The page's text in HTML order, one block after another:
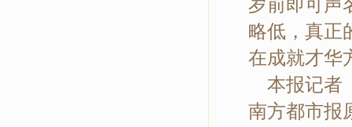
岁前即可声
略低，真正
在成就才华
本报记
南方都市报